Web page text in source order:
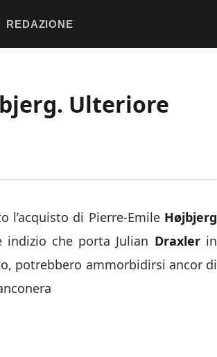
REDAZIONE
Ulteriore
l’acquisto di Pierre-Emile Højbjerg
che porta Julian Draxlerin
potrebbero ammorbidirsi ancor di